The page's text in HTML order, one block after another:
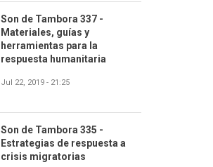
Son de Tambora 337 -
Materiales, guías y
herramientas para la
respuesta humanitaria
Jul 22, 2019 - 21:25
Son de Tambora 335 -
Estrategias de respuesta a
crisis migratorias